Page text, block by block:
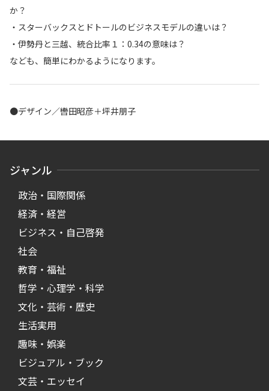
か？
・スターバックスとドトールのビジネスモデルの違いは？
・伊勢丹と三越、統合比率１：0.34の意味は？
なども、簡単にわかるようになります。
●デザイン／轡田昭彦＋坪井朋子
ジャンル
政治・国際関係
経済・経営
ビジネス・自己啓発
社会
教育・福祉
哲学・心理学・科学
文化・芸術・歴史
生活実用
趣味・娯楽
ビジュアル・ブック
文芸・エッセイ